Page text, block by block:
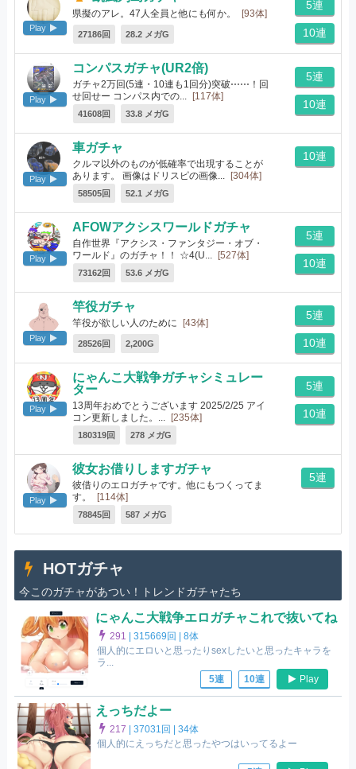
Play
県擬のアレ。47人全員と他にも何か。 [93体]
27186回 28.2 メガG
5連
10連
Play
コンパスガチャ(UR2倍)
ガチャ2万回(5連・10連も1回分)突破⋯⋯！回
せ回せー コンパス内での...
[117体]
41608回 33.8 メガG
5連
10連
Play
車ガチャ
クルマ以外のものが低確率で出現することが
あります。 画像はドリスピの画像...
[304体]
58505回 52.1 メガG
10連
Play
AFOWアクシスワールドガチャ
自作世界『アクシス・ファンタジー・オブ・
ワールド』のガチャ！！ ☆4(U...
[527体]
73162回 53.6 メガG
5連
10連
Play
竿役ガチャ
竿役が欲しい人のために [43体]
28526回 2,200G
5連
10連
Play
にゃんこ大戦争ガチャシミュレー
ター
13周年おめでとうございます 2025/2/25 アイ
コン更新しました。...
[235体]
180319回 278 メガG
5連
10連
Play
彼女お借りしますガチャ
彼借りのエロガチャです。他にもつくってま
す。
[114体]
78845回 587 メガG
5連
HOTガチャ
今このガチャがあつい！トレンドガチャたち
にゃんこ大戦争エロガチャこれで抜いてね
291 |315669回 |8体
個人的にエロいと思ったりsexしたいと思ったキャラを
ラ...
5連
10連 Play
えっちだよー
217 |37031回 |34体
個人的にえっちだと思ったやつはいってるよー